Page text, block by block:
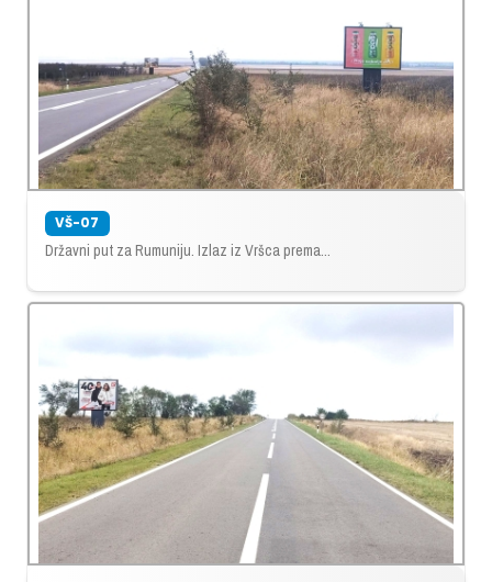
VŠ-07
Državni put za Rumuniju. Izlaz iz Vršca prema...